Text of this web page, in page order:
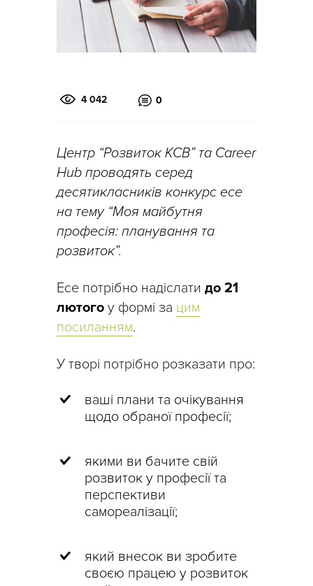
4 042 0
Центр “Розвиток КСВ” та Career
Hub проводять серед
десятикласників конкурс есе
на тему “Моя майбутня
професія: планування та
розвиток”.
Есе потрібно надіслати до 21
лютого у формі за цим
посиланням.
У творі потрібно розказати про:
ваші плани та очікування
щодо обраної професії;
якими ви бачите свій
розвиток у професії та
перспективи
самореалізації;
який внесок ви зробите
своєю працею у розвиток